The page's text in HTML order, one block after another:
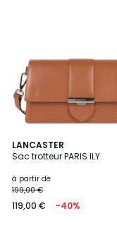
LANCASTER
Sac trotteur PARIS ILY
à partir de
199,00 €
119,00 € -40%
6
Couleurs